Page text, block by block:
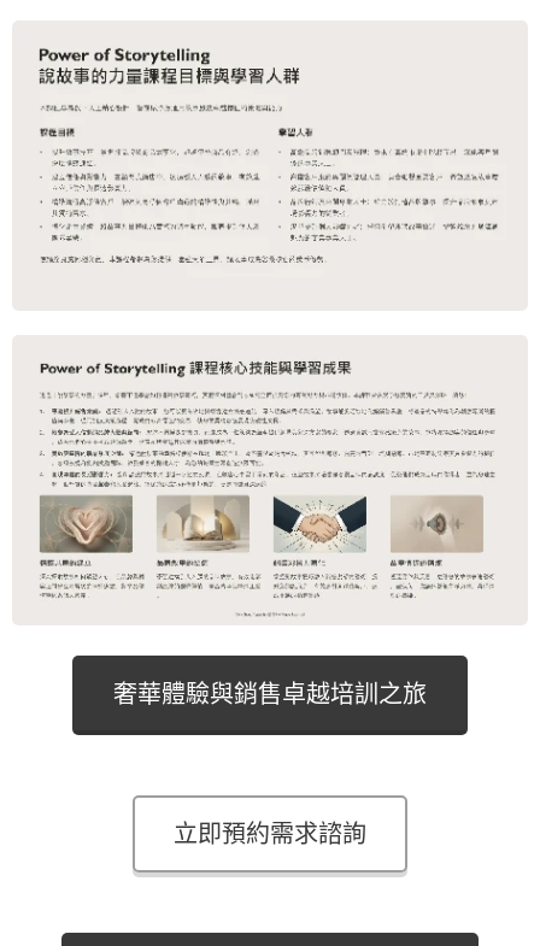
奢華體驗與銷售卓越培訓之旅
立即預約需求諮詢